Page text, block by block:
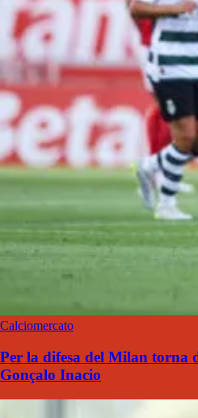
Calciomercato
Per la difesa del Milan torna
Gonçalo Inacio